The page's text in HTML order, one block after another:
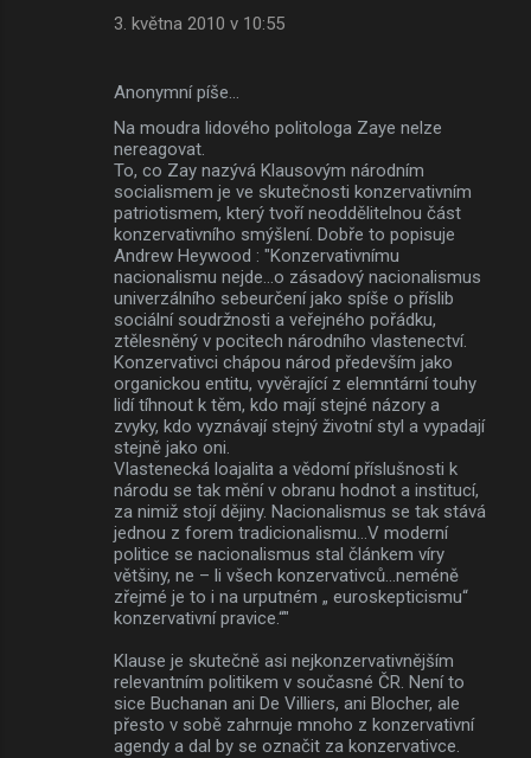
3. května 2010 v 10:55
Anonymní píše…
Na moudra lidového politologa Zaye nelze
nereagovat.
To, co Zay nazývá Klausovým národním
socialismem je ve skutečnosti konzervativním
patriotismem, který tvoří neoddělitelnou část
konzervativního smýšlení. Dobře to popisuje
Andrew Heywood : "Konzervativnímu
nacionalismu nejde…o zásadový nacionalismus
univerzálního sebeurčení jako spíše o příslib
sociální soudržnosti a veřejného pořádku,
ztělesněný v pocitech národního vlastenectví.
Konzervativci chápou národ především jako
organickou entitu, vyvěrající z elemntární touhy
lidí tíhnout k těm, kdo mají stejné názory a
zvyky, kdo vyznávají stejný životní styl a vypadají
stejně jako oni.
Vlastenecká loajalita a vědomí příslušnosti k
národu se tak mění v obranu hodnot a institucí,
za nimiž stojí dějiny. Nacionalismus se tak stává
jednou z forem tradicionalismu…V moderní
politice se nacionalismus stal článkem víry
většiny, ne – li všech konzervativců…neméně
zřejmé je to i na urputném „ euroskepticismu“
konzervativní pravice.“"
Klause je skutečně asi nejkonzervativnějším
relevantním politikem v současné ČR. Není to
sice Buchanan ani De Villiers, ani Blocher, ale
přesto v sobě zahrnuje mnoho z konzervativní
agendy a dal by se označit za konzervativce.